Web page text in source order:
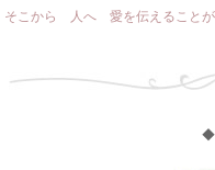
そこから 人へ 愛を伝えることが
◆